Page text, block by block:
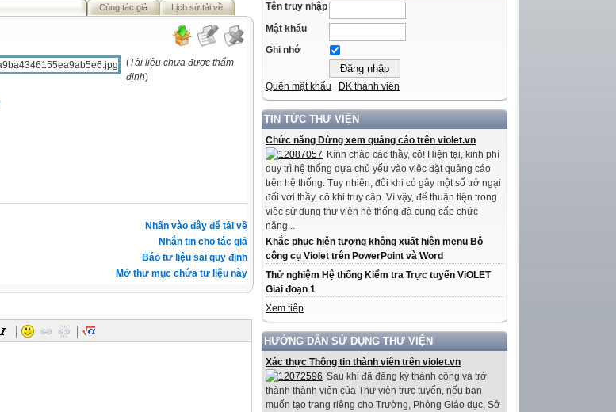
Tên truy nhập
Mật khẩu
Ghi nhớ
Quên mật khẩu ĐK thành viên
TIN TỨC THƯ VIỆN
Chức năng Dừng xem quảng cáo trên violet.vn
Kính chào các thầy, cô! Hiện tại, kinh phí
duy trì hệ thống dựa chủ yếu vào việc đặt quảng cáo
trên hệ thống. Tuy nhiên, đôi khi có gây một số trở ngại
đối với thầy, cô khi truy cập. Vì vậy, để thuận tiện trong
việc sử dụng thư viện hệ thống đã cung cấp chức
năng...
Khắc phục hiện tượng không xuất hiện menu Bộ
công cụ Violet trên PowerPoint và Word
Thử nghiệm Hệ thống Kiểm tra Trực tuyến ViOLET
Giai đoạn 1
Xem tiếp
HƯỚNG DẪN SỬ DỤNG THƯ VIỆN
Xác thực Thông tin thành viên trên violet.vn
Sau khi đã đăng ký thành công và trở
thành thành viên của Thư viện trực tuyến, nếu bạn
muốn tạo trang riêng cho Trường, Phòng Giáo dục, Sở
Cùng tác giả Lịch sử tải về
(Tài liệu chưa được thẩm
định)
Nhấn vào đây để tải về
Nhắn tin cho tác giả
Báo tư liệu sai quy định
Mở thư mục chứa tư liệu này